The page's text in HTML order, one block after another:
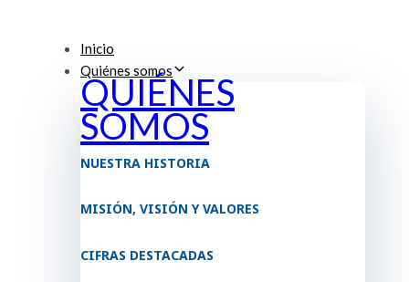
Inicio
Quiénes somos
QUIÉNES
SOMOS
NUESTRA HISTORIA
MISIÓN, VISIÓN Y VALORES
CIFRAS DESTACADAS